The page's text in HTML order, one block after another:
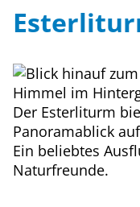
Der Esterliturm
Panoramablick
Ein beliebtes
Naturfreunde.